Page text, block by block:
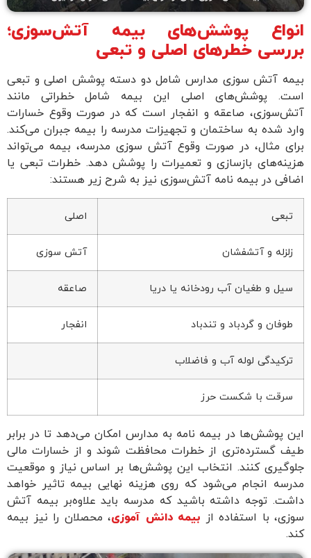
انواع پوشش‌های بیمه آتش‌سوزی؛
بررسی خطرهای اصلی و تبعی
بیمه آتش سوزی مدارس شامل دو دسته پوشش اصلی و تبعی
است. پوشش‌های اصلی این بیمه شامل خطراتی مانند
آتش‌سوزی، صاعقه و انفجار است که در صورت وقوع خسارات
وارد شده به ساختمان و تجهیزات مدرسه را بیمه جبران می‌کند.
برای مثال، در صورت وقوع آتش‌ سوزی مدرسه، بیمه می‌تواند
هزینه‌های بازسازی و تعمیرات را پوشش دهد. خطرات تبعی یا
اضافی در بیمه نامه آتش‌سوزی نیز به شرح زیر هستند:
تبعی اصلی
زلزله و آتشفشان آتش سوزی
سیل و طغیان آب رودخانه یا دریا صاعقه
طوفان و گردباد و تندباد انفجار
ترکیدگی لوله آب و فاضلاب
سرقت با شکست حرز
این پوشش‌ها در بیمه نامه به مدارس امکان می‌دهد تا در برابر
طیف گسترده‌تری از خطرات محافظت شوند و از خسارات مالی
جلوگیری کنند. انتخاب این پوشش‌ها بر اساس نیاز و موقعیت
مدرسه انجام می‌شود که روی هزینه نهایی بیمه تاثیر خواهد
داشت. توجه داشته باشید که مدرسه باید علاوه‌بر بیمه آتش
سوزی، با استفاده از بیمه دانش آموزی، محصلان را نیز بیمه
کند.